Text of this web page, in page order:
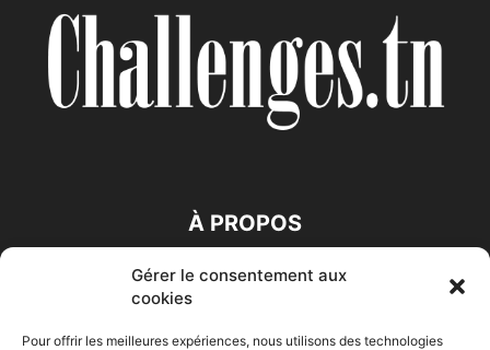
Gérer le consentement aux
cookies
Pour offrir les meilleures expériences, nous utilisons des technologies
À PROPOS
SUIVEZ NOUS